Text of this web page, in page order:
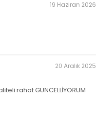
19 Haziran 2026
20 Aralık 2025
rahat GUNCELLİYORUM